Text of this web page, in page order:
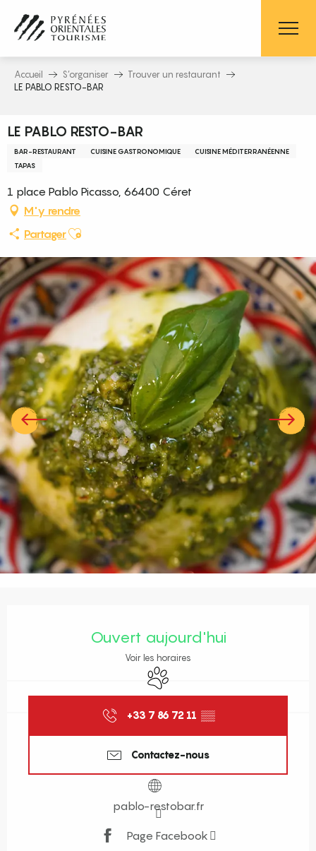
contenu
principal
Accueil S’organiser
Trouver un restaurant
LE PABLO RESTO-BAR
LE PABLO RESTO-BAR
BAR-RESTAURANT CUISINE GASTRONOMIQUE
CUISINE MÉDITERRANÉENNE
TAPAS
1 place Pablo Picasso, 66400 Céret
M'y rendre
PartagerAjouter aux favoris
Ouvert aujourd'hui
Voir les horaires
Animaux acceptés
+33 7 86 72 11 ▒▒
Contactez-nous
pablo-restobar.fr
Page Facebook